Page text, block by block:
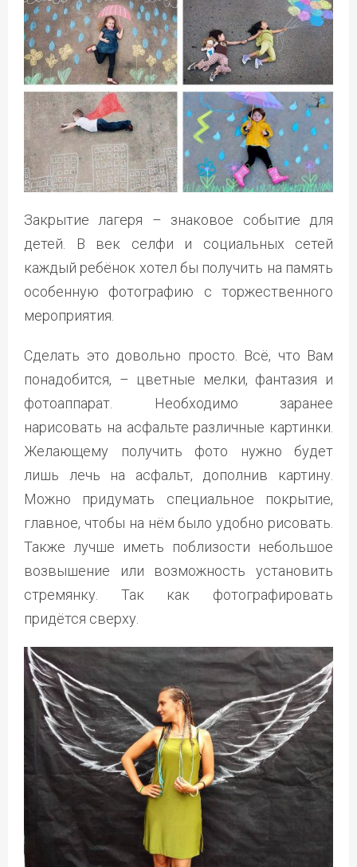
Закрытие лагеря – знаковое событие для
детей. В век селфи и социальных сетей
каждый ребёнок хотел бы получить на память
особенную фотографию с торжественного
мероприятия.
Сделать это довольно просто. Всё, что Вам
понадобится, – цветные мелки, фантазия и
фотоаппарат. Необходимо заранее
нарисовать на асфальте различные картинки.
Желающему получить фото нужно будет
лишь лечь на асфальт, дополнив картину.
Можно придумать специальное покрытие,
главное, чтобы на нём было удобно рисовать.
Также лучше иметь поблизости небольшое
возвышение или возможность установить
стремянку. Так как фотографировать
придётся сверху.